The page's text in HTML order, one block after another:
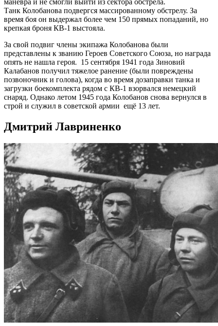
маневра и не смогли выйти из сектора обстрела.
Танк Колобанова подвергся массированному обстрелу. За
время боя он выдержал более чем 150 прямых попаданий, но
крепкая броня КВ-1 выстояла.
За свой подвиг члены экипажа Колобанова были
представлены к званию Героев Советского Союза, но награда
опять не нашла героя. 15 сентября 1941 года Зиновий
Калабанов получил тяжелое ранение (были повреждены
позвоночник и голова), когда во время дозаправки танка и
загрузки боекомплекта рядом с КВ-1 взорвался немецкий
снаряд. Однако летом 1945 года Колобанов снова вернулся в
строй и служил в советской армии ещё 13 лет.
Дмитрий Лавриненко